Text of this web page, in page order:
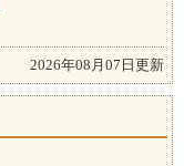
2026年08月07日更新